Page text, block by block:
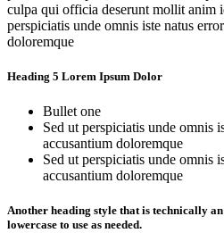
culpa qui officia deserunt mollit anim
perspiciatis unde omnis iste natus
doloremque
Heading 5 Lorem Ipsum Dolor
Bullet one
Sed ut perspiciatis unde omnis
accusantium doloremque
Sed ut perspiciatis unde omnis
accusantium doloremque
Another heading style that is technically
lowercase to use as needed.